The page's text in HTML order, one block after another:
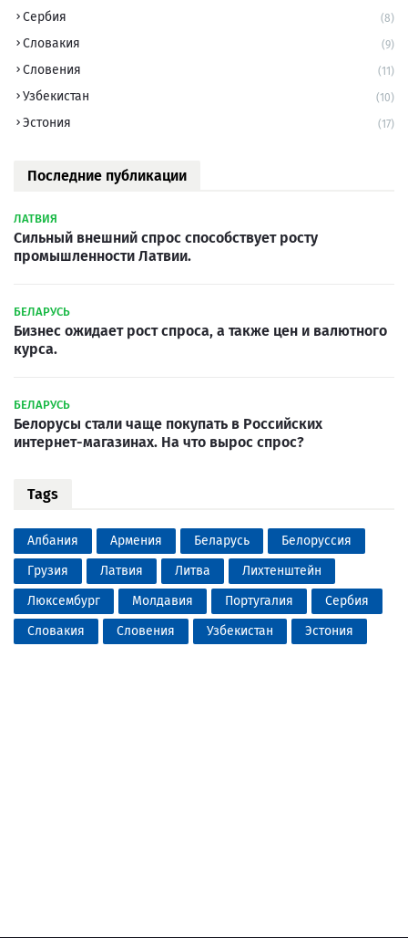
Сербия (8)
Словакия (9)
Словения (11)
Узбекистан (10)
Эстония (17)
Последние публикации
ЛАТВИЯ
Сильный внешний спрос способствует росту
промышленности Латвии.
БЕЛАРУСЬ
Бизнес ожидает рост спроса, а также цен и валютного
курса.
БЕЛАРУСЬ
Белорусы стали чаще покупать в Российских
интернет-магазинах. На что вырос спрос?
Tags
Албания Армения Беларусь
Белоруссия
Грузия
Латвия Литва
Лихтенштейн
Люксембург
Молдавия Португалия
Сербия
Словакия
Словения Узбекистан Эстония